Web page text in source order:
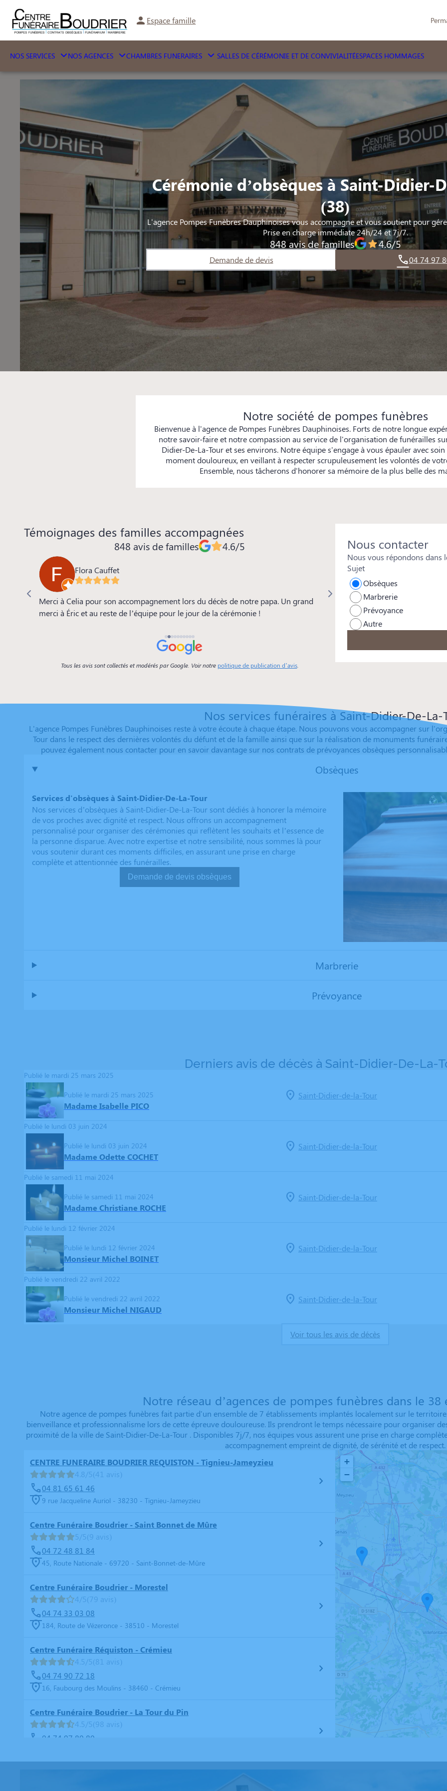
Espace famille
NOS SERVICES NOS AGENCES CHAMBRES FUNERAIRES SALLES DE CÉRÉMONIE ET DE CONVIVIALITÉESPACES HOMMAGES
Cérémonie d’obsèques à Saint-Didier-
(38)
L'agence Pompes Funèbres Dauphinoises vous accompagne et vous soutient pour
Prise en charge immédiate 24h/24 et 7j/7.
848 avis de familles 4.6/5
Demande de devis 04 74 97
Notre société de pompes funèbres
Bienvenue à l'agence de Pompes Funèbres Dauphinoises. Forts de notre longue
notre savoir-faire et notre compassion au service de l'organisation de funérailles
Didier-De-La-Tour et ses environs. Notre équipe s'engage à vous épauler avec
moment douloureux, en veillant à respecter scrupuleusement les volontés de
Ensemble, nous tâcherons d'honorer sa mémoire de la plus belle des
Témoignages des familles accompagnées
848 avis de familles 4.6/5
Flora Cauffet
Merci à Celia pour son accompagnement lors du décès de notre papa. Un grand
merci à Éric et au reste de l’équipe pour le jour de la cérémonie !
Isabelle REYMOND
Merci à toute l'équipe pour votre
beaucoup à Mickaël pour les
particulière aussi à Frédéric
remarquée par tous et pour sa
professionnalisme.
Tous les avis sont collectés et modérés par Google. Voir notre politique de publication d’avis.
Nous contacter
Nous vous répondons dans
Sujet
Obsèques
Marbrerie
Prévoyance
Autre
Nos services funéraires à Saint-Didier-De-La-
L'agence Pompes Funèbres Dauphinoises reste à votre écoute à chaque étape. Nous pouvons vous accompagner sur
Tour dans le respect des dernières volontés du défunt et de la famille ainsi que sur la réalisation de monuments
pouvez également nous contacter pour en savoir davantage sur nos contrats de prévoyances obsèques
Obsèques
Services d'obsèques à Saint-Didier-De-La-Tour
Nos services d’obsèques à Saint-Didier-De-La-Tour sont dédiés à honorer la mémoire
de vos proches avec dignité et respect. Nous offrons un accompagnement
personnalisé pour organiser des cérémonies qui reflètent les souhaits et l’essence de
la personne disparue. Avec notre expertise et notre sensibilité, nous sommes là pour
vous soutenir durant ces moments difficiles, en assurant une prise en charge
complète et attentionnée des funérailles.
Demande de devis obsèques
Marbrerie
Prévoyance
Derniers avis de décès à Saint-Didier-De-La-
Publié le mardi 25 mars 2025
Publié le mardi 25 mars 2025
Madame Isabelle PICO
Saint-Didier-de-la-Tour
Publié le lundi 03 juin 2024
Publié le lundi 03 juin 2024
Madame Odette COCHET
Saint-Didier-de-la-Tour
Publié le samedi 11 mai 2024
Publié le samedi 11 mai 2024
Madame Christiane ROCHE
Saint-Didier-de-la-Tour
Publié le lundi 12 février 2024
Publié le lundi 12 février 2024
Monsieur Michel BOINET
Saint-Didier-de-la-Tour
Publié le vendredi 22 avril 2022
Publié le vendredi 22 avril 2022
Monsieur Michel NIGAUD
Saint-Didier-de-la-Tour
Voir tous les avis de décès
Notre réseau d’agences de pompes funèbres dans le 38
Notre agence de pompes funèbres fait partie d'un ensemble de 7 établissements implantés localement sur le
bienveillance et professionnalisme lors de cette épreuve douloureuse. Ils prendront le temps nécessaire pour organiser
proximité de la ville de Saint-Didier-De-La-Tour . Disponibles 7j/7, nos équipes vous assurent une prise en charge
accompagnement empreint de dignité, de sérénité et de respect.
CENTRE FUNERAIRE BOUDRIER REQUISTON - Tignieu-Jameyzieu
4.8/5(41 avis)
04 81 65 61 46
9 rue Jacqueline Auriol - 38230 - Tignieu-Jameyzieu
Centre Funéraire Boudrier - Saint Bonnet de Mûre
5/5(9 avis)
04 72 48 81 84
45, Route Nationale - 69720 - Saint-Bonnet-de-Mûre
Centre Funéraire Boudrier - Morestel
4/5(79 avis)
04 74 33 03 08
184, Route de Vézeronce - 38510 - Morestel
Centre Funéraire Réquiston - Crémieu
4.5/5(81 avis)
04 74 90 72 18
16, Faubourg des Moulins - 38460 - Crémieu
Centre Funéraire Boudrier - La Tour du Pin
4.5/5(98 avis)
04 74 97 80 80
+
−